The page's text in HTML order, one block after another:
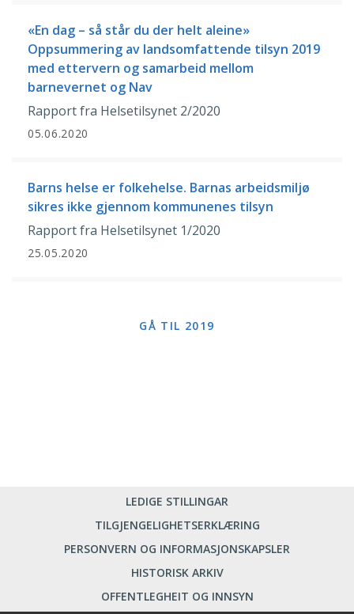
«En dag – så står du der helt aleine»
Oppsummering av landsomfattende tilsyn 2019
med ettervern og samarbeid mellom
barnevernet og Nav
Rapport fra Helsetilsynet 2/2020
05.06.2020
Barns helse er folkehelse. Barnas arbeidsmiljø
sikres ikke gjennom kommunenes tilsyn
Rapport fra Helsetilsynet 1/2020
25.05.2020
GÅ TIL 2019
LEDIGE STILLINGAR
TILGJENGELIGHETSERKLÆRING
PERSONVERN OG INFORMASJONSKAPSLER
HISTORISK ARKIV
OFFENTLEGHEIT OG INNSYN